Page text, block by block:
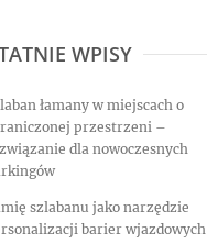
WPISY
łamany w miejscach o
przestrzeni –
dla nowoczesnych
szlabanu jako narzędzie
barier wjazdowych